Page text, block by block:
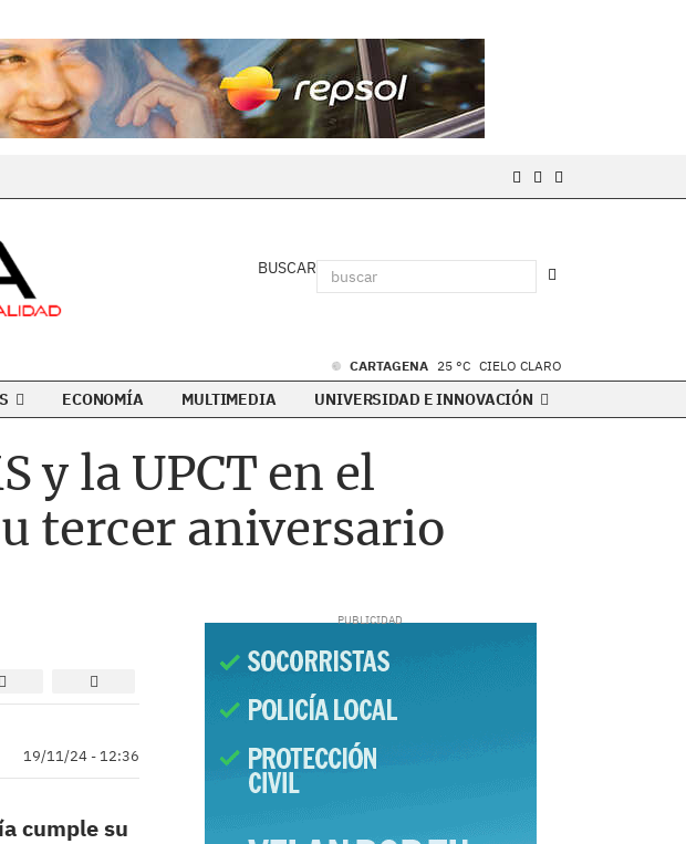
BUSCAR
CARTAGENA 25 °C CIELO CLARO
ECONOMÍA MULTIMEDIA UNIVERSIDAD E INNOVACIÓN
y la UPCT en el
tercer aniversario
19/11/24 - 12:36
cumple su